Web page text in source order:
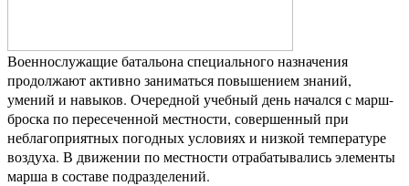
Военнослужащие батальона специального назначения
продолжают активно заниматься повышением знаний,
умений и навыков. Очередной учебный день начался с марш-
броска по пересеченной местности, совершенный при
неблагоприятных погодных условиях и низкой температуре
воздуха. В движении по местности отрабатывались элементы
марша в составе подразделений.